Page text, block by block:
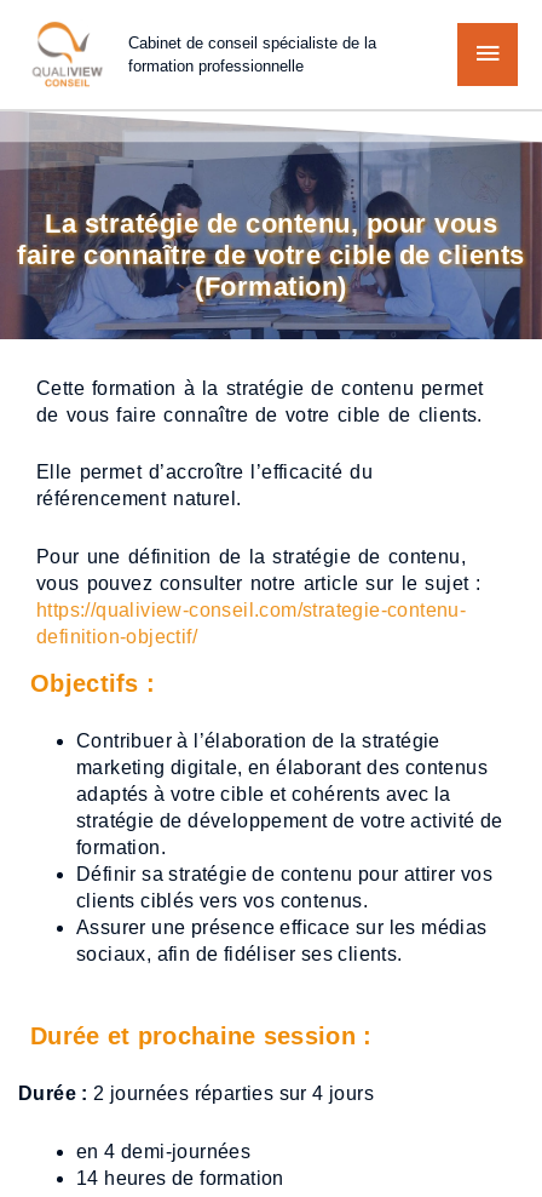
Cabinet de conseil spécialiste de la
formation professionnelle
La stratégie de contenu, pour vous
faire connaître de votre cible de clients
(Formation)
Cette formation à la stratégie de contenu permet
de vous faire connaître de votre cible de clients.
Elle permet d’accroître l’efficacité du
référencement naturel.
Pour une définition de la stratégie de contenu,
vous pouvez consulter notre article sur le sujet :
https://qualiview-conseil.com/strategie-contenu-
definition-objectif/
Objectifs :
Contribuer à l’élaboration de la stratégie
marketing digitale, en élaborant des contenus
adaptés à votre cible et cohérents avec la
stratégie de développement de votre activité de
formation.
Définir sa stratégie de contenu pour attirer vos
clients ciblés vers vos contenus.
Assurer une présence efficace sur les médias
sociaux, afin de fidéliser ses clients.
Durée et prochaine session :
Durée : 2 journées réparties sur 4 jours
en 4 demi-journées
14 heures de formation